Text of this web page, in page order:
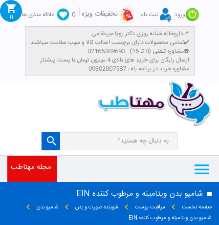
ورود ثبت نام تخفیفات ویژه 0
علاقه مندی ها
داروخانه شبانه روزی دکتر رویا میرنظامی📌
تمامی محصولات دارای برچسب اصالت کالا و سیب سلامت میباشند✔️
مشاوره تلفنی (8 تا 16) : 02165389693☎️
​ارسال رایگان برای خرید های بالای 4 میلیون تومان با پست پیشتاز
مشاوره خرید در برنامه بله : 09302007587
0
مجله مهتاطب
شامپو بدن ویتامینه و مرطوب کننده EIN
صفحه نخست مراقبت پوست شوینده صورت و بدن
شامپو بدن
شامپو بدن ویتامینه و مرطوب کننده EIN